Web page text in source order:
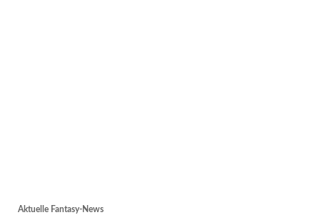
Aktuelle Fantasy-News